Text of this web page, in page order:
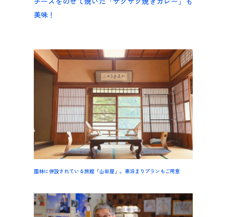
美味！
園林に併設されている旅館「山田屋」。素泊まりプランもご用意